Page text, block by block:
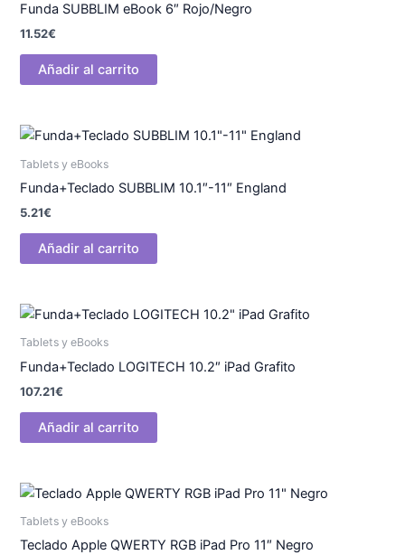
Funda SUBBLIM eBook 6″ Rojo/Negro
11.52€
Añadir al carrito
Tablets y eBooks
Funda+Teclado SUBBLIM 10.1″-11″ England
5.21€
Añadir al carrito
Tablets y eBooks
Funda+Teclado LOGITECH 10.2″ iPad Grafito
107.21€
Añadir al carrito
Tablets y eBooks
Teclado Apple QWERTY RGB iPad Pro 11″ Negro